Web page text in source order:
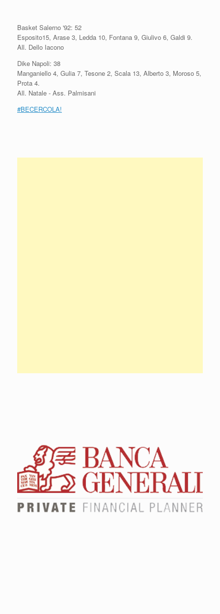
Basket Salerno '92: 52
Esposito15, Arase 3, Ledda 10, Fontana 9, Giulivo 6, Galdi 9.
All. Dello Iacono
Dike Napoli: 38
Manganiello 4, Gulia 7, Tesone 2, Scala 13, Alberto 3, Moroso 5,
Prota 4.
All. Natale - Ass. Palmisani
#BECERCOLA!